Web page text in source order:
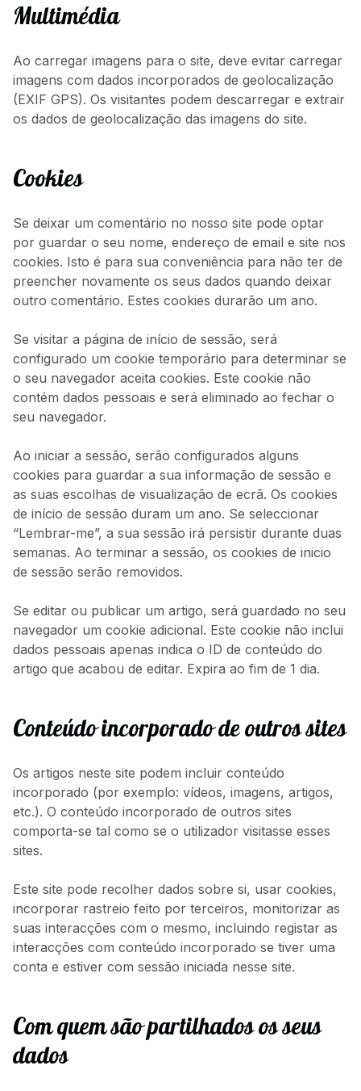
Multimédia
Ao carregar imagens para o site, deve evitar carregar
imagens com dados incorporados de geolocalização
(EXIF GPS). Os visitantes podem descarregar e extrair
os dados de geolocalização das imagens do site.
Cookies
Se deixar um comentário no nosso site pode optar
por guardar o seu nome, endereço de email e site nos
cookies. Isto é para sua conveniência para não ter de
preencher novamente os seus dados quando deixar
outro comentário. Estes cookies durarão um ano.
Se visitar a página de início de sessão, será
configurado um cookie temporário para determinar se
o seu navegador aceita cookies. Este cookie não
contém dados pessoais e será eliminado ao fechar o
seu navegador.
Ao iniciar a sessão, serão configurados alguns
cookies para guardar a sua informação de sessão e
as suas escolhas de visualização de ecrã. Os cookies
de início de sessão duram um ano. Se seleccionar
“Lembrar-me”, a sua sessão irá persistir durante duas
semanas. Ao terminar a sessão, os cookies de inicio
de sessão serão removidos.
Se editar ou publicar um artigo, será guardado no seu
navegador um cookie adicional. Este cookie não inclui
dados pessoais apenas indica o ID de conteúdo do
artigo que acabou de editar. Expira ao fim de 1 dia.
Conteúdo incorporado de outros sites
Os artigos neste site podem incluir conteúdo
incorporado (por exemplo: vídeos, imagens, artigos,
etc.). O conteúdo incorporado de outros sites
comporta-se tal como se o utilizador visitasse esses
sites.
Este site pode recolher dados sobre si, usar cookies,
incorporar rastreio feito por terceiros, monitorizar as
suas interacções com o mesmo, incluindo registar as
interacções com conteúdo incorporado se tiver uma
conta e estiver com sessão iniciada nesse site.
Com quem são partilhados os seus
dados